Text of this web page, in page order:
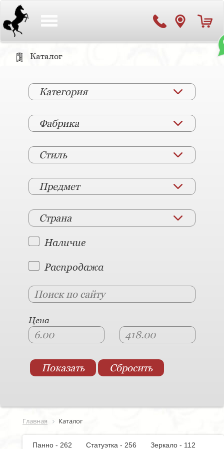
Каталог
Категория
Фабрика
Стиль
Предмет
Страна
Наличие
Распродажа
Цена
Главная Каталог
Панно - 262 Статуэтка - 256
Зеркало - 112